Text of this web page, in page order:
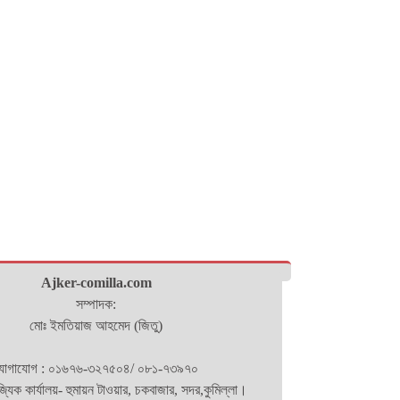
Ajker-comilla.com
সম্পাদক:
মোঃ ইমতিয়াজ আহমেদ (জিতু)
: ০১৬৭৬-৩২৭৫০৪/ ০৮১-৭৩৯৭০
কার্যালয়- হুমায়ন টাওয়ার, চকবাজার, সদর,কুমিল্লা।